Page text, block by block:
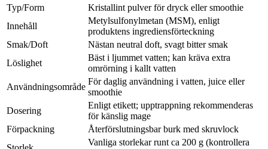
Typ/Form
Kristallint pulver för dryck eller smoothie
Innehåll
Metylsulfonylmetan (MSM), enligt
produktens ingrediensförteckning
Smak/Doft
Nästan neutral doft, svagt bitter smak
Löslighet
Bäst i ljummet vatten; kan kräva extra
omrörning i kallt vatten
Användningsområde
För daglig användning i vatten, juice eller
smoothie
Dosering
Enligt etikett; upptrappning rekommenderas
för känslig mage
Förpackning
Återförslutningsbar burk med skruvlock
Vanliga storlekar runt ca 200 g (kontrollera